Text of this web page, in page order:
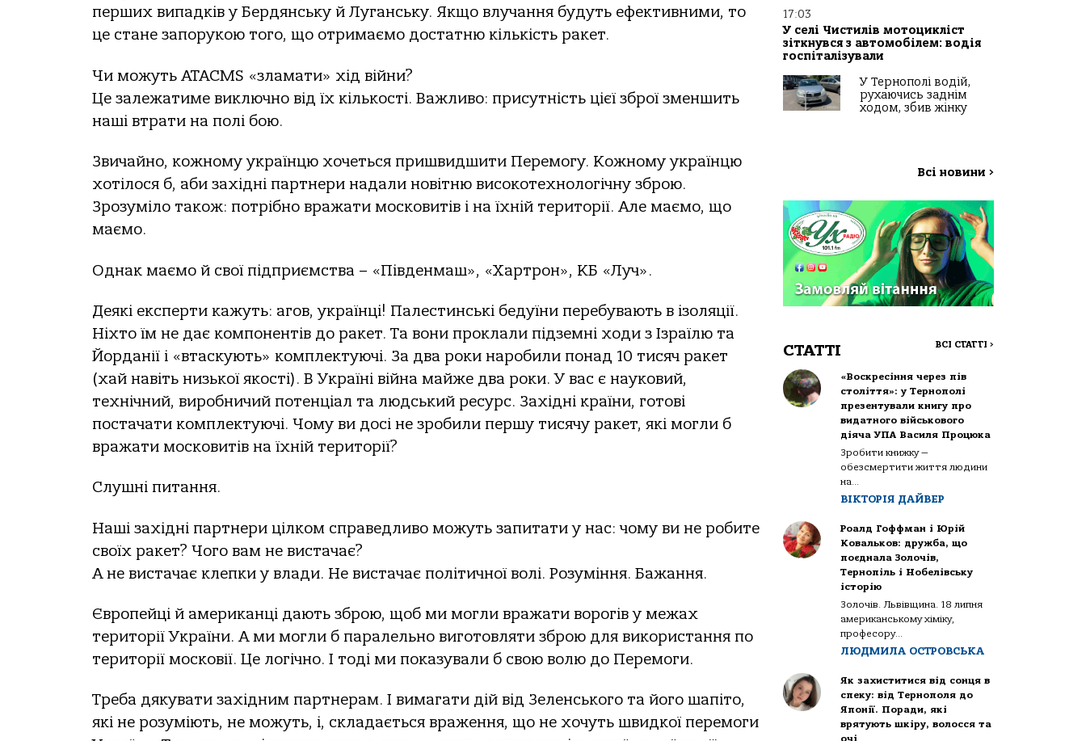
перших випадків у Бердянську й Луганську. Якщо влучання будуть ефективними, то
це стане запорукою того, що отримаємо достатню кількість ракет.
Чи можуть ATACMS «зламати» хід війни?
Це залежатиме виключно від їх кількості. Важливо: присутність цієї зброї зменшить
наші втрати на полі бою.
Звичайно, кожному українцю хочеться пришвидшити Перемогу. Кожному українцю
хотілося б, аби західні партнери надали новітню високотехнологічну зброю.
Зрозуміло також: потрібно вражати московитів і на їхній території. Але маємо, що
маємо.
Однак маємо й свої підприємства – «Південмаш», «Хартрон», КБ «Луч».
Деякі експерти кажуть: агов, українці! Палестинські бедуїни перебувають в ізоляції.
Ніхто їм не дає компонентів до ракет. Та вони проклали підземні ходи з Ізраїлю та
Йорданії і «втаскують» комплектуючі. За два роки наробили понад 10 тисяч ракет
(хай навіть низької якості). В Україні війна майже два роки. У вас є науковий,
технічний, виробничий потенціал та людський ресурс. Західні країни, готові
постачати комплектуючі. Чому ви досі не зробили першу тисячу ракет, які могли б
вражати московитів на їхній території?
Слушні питання.
Наші західні партнери цілком справедливо можуть запитати у нас: чому ви не робите
своїх ракет? Чого вам не вистачає?
А не вистачає клепки у влади. Не вистачає політичної волі. Розуміння. Бажання.
Європейці й американці дають зброю, щоб ми могли вражати ворогів у межах
території України. А ми могли б паралельно виготовляти зброю для використання по
території московії. Це логічно. І тоді ми показували б свою волю до Перемоги.
Треба дякувати західним партнерам. І вимагати дій від Зеленського та його шапіто,
які не розуміють, не можуть, і, складається враження, що не хочуть швидкої перемоги
17:03
У селі Чистилів мотоцикліст
зіткнувся з автомобілем: водія
госпіталізували
У Тернополі водій,
рухаючись заднім
ходом, збив жінку
Всі новини >
СТАТТІ ВСІ СТАТТІ >
«Воскресіння через пів
століття»: у Тернополі
презентували книгу про
видатного військового
діяча УПА Василя Процюка
Зробити книжку —
обезсмертити життя людини
на...
ВІКТОРІЯ ДАЙВЕР
Роалд Гоффман і Юрій
Ковальков: дружба, що
поєднала Золочів,
Тернопіль і Нобелівську
історію
Золочів. Львівщина. 18 липня
американському хіміку,
професору...
ЛЮДМИЛА ОСТРОВСЬКА
Як захиститися від сонця в
спеку: від Тернополя до
Японії. Поради, які
врятують шкіру, волосся та
очі